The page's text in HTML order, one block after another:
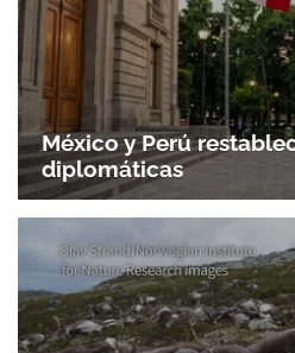
México y Perú
diplomáticas